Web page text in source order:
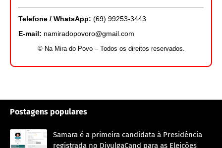
Telefone / WhatsApp: (69) 99253-3443
E-mail: namiradopovoro@gmail.com
© Na Mira do Povo – Todos os direitos reservados.
Postagens populares
Samara é a primeira candidata à Presidência
registrada no DivulgaCand para as Eleições